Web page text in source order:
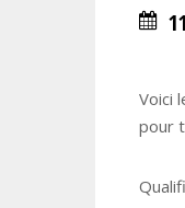
Voici
pour